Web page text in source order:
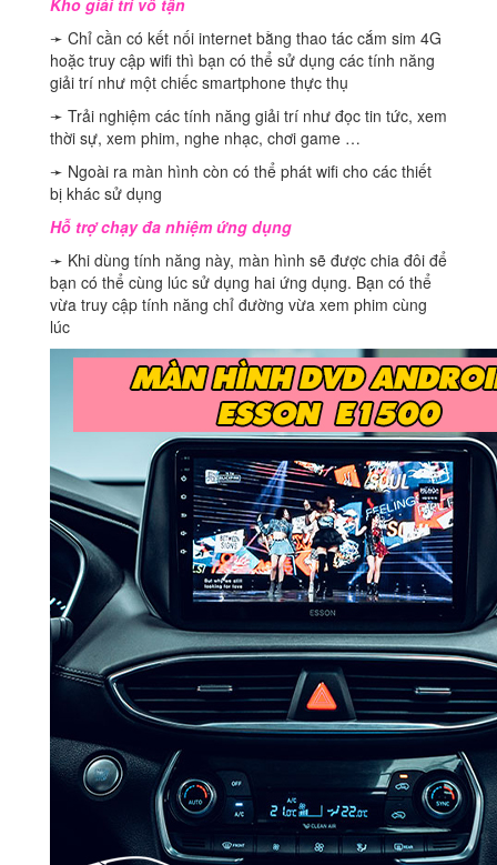
Kho giải trí vô tận
➛ Chỉ cần có kết nối internet bằng thao tác cắm sim 4G
hoặc truy cập wifi thì bạn có thể sử dụng các tính năng
giải trí như một chiếc smartphone thực thụ
➛ Trải nghiệm các tính năng giải trí như đọc tin tức, xem
thời sự, xem phim, nghe nhạc, chơi game …
➛ Ngoài ra màn hình còn có thể phát wifi cho các thiết
bị khác sử dụng
Hỗ trợ chạy đa nhiệm ứng dụng
➛ Khi dùng tính năng này, màn hình sẽ được chia đôi để
bạn có thể cùng lúc sử dụng hai ứng dụng. Bạn có thể
vừa truy cập tính năng chỉ đường vừa xem phim cùng
lúc